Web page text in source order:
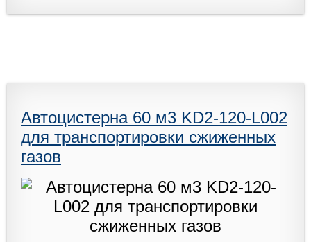
Автоцистерна 60 м3 KD2-120-L002
для транспортировки сжиженных
газов